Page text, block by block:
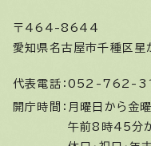
〒464-8644
愛知県名古屋市千種区
代表電話： 052-762-
開庁時間： 月曜日から金
午前8時45分